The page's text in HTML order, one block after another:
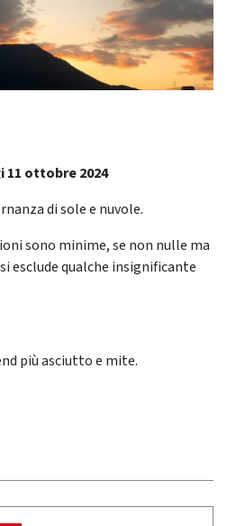
11 ottobre 2024
di sole e nuvole.
sono minime, se non nulle ma
esclude qualche insignificante
più asciutto e mite.